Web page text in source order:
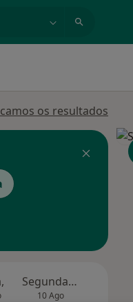
os resultados
Segunda-feira
10 Ago